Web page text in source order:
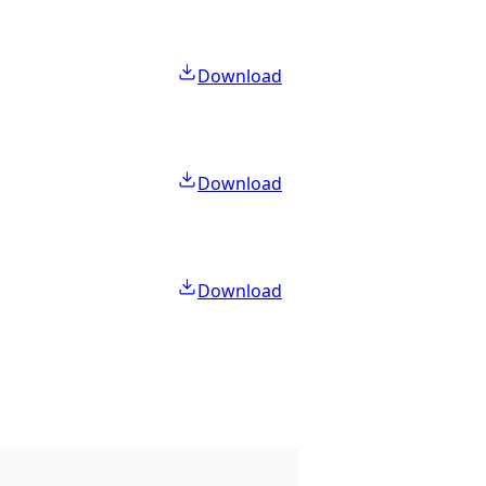
Download
Download
Download